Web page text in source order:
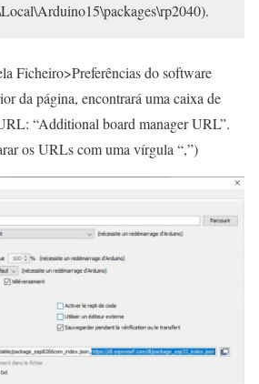
Ficheiro>Preferências do software
da página, encontrará uma caixa de
“Additional board manager URL”.
os URLs com uma vírgula “,”)